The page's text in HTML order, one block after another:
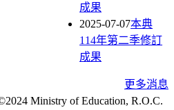
成果
2025-07-07本典
114年第二季修訂
成果
更多消息
Ministry of Education, R.O.C.